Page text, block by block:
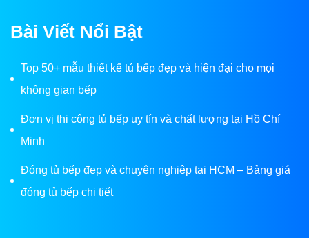
Bài Viết Nổi Bật
Top 50+ mẫu thiết kế tủ bếp đẹp và hiện đại cho mọi
không gian bếp
Đơn vị thi công tủ bếp uy tín và chất lượng tại Hồ Chí
Minh
Đóng tủ bếp đẹp và chuyên nghiệp tại HCM – Bảng giá
đóng tủ bếp chi tiết